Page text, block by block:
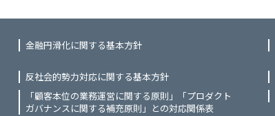
金融円滑化に関する基本方針
反社会的勢力対応に関する基本方針
「顧客本位の業務運営に関する原則」「プロダクト
ガバナンスに関する補充原則」との対応関係表